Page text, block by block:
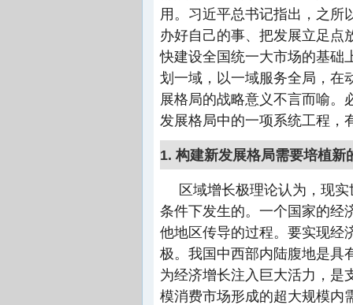
用。习近平总书记指出，之所
办好自己的事、把发展立足点
快建设全国统一大市场的基础
划一域，以一域服务全局，在
展格局的战略意义不言而喻。
发展格局中的一项系统工程，
1. 构建新发展格局需要培植新
区域增长极理论认为，现
条件下发生的。一个国家的经
他地区传导的过程。要实现经
极。我国中西部内陆腹地是具
为经济增长注入巨大活力，是
模消费市场形成的超大规模内